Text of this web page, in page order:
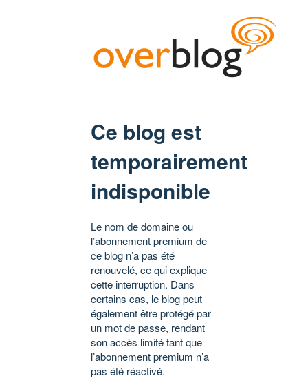
Ce blog est
temporairement
indisponible
Le nom de domaine ou
l’abonnement premium de
ce blog n’a pas été
renouvelé, ce qui explique
cette interruption. Dans
certains cas, le blog peut
également être protégé par
un mot de passe, rendant
son accès limité tant que
l’abonnement premium n’a
pas été réactivé.